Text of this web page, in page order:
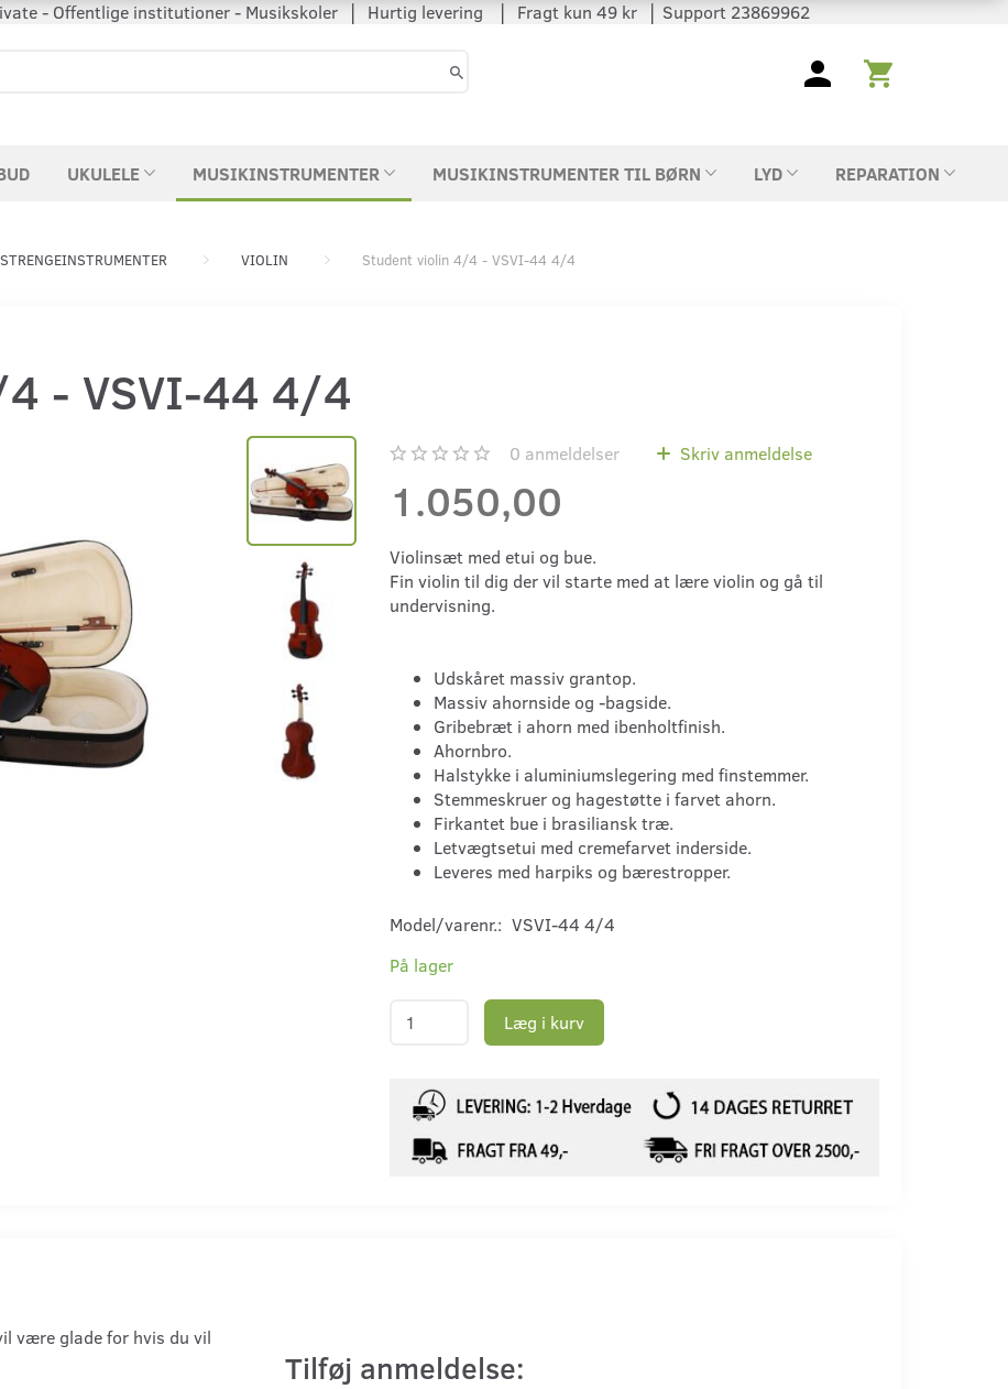
Offentlige institutioner - Musikskoler │ Hurtig levering │ Fragt kun 49 kr │ Support 23869962
UKULELE MUSIKINSTRUMENTER MUSIKINSTRUMENTER TIL BØRN LYD REPARATION
VIOLIN Student violin 4/4 - VSVI-44 4/4
- VSVI-44 4/4
0 anmeldelser Skriv anmeldelse
1.050,00
Violinsæt med etui og bue.
Fin violin til dig der vil starte med at lære violin og gå til
undervisning.
Udskåret massiv grantop.
Massiv ahornside og -bagside.
Gribebræt i ahorn med ibenholtfinish.
Ahornbro.
Halstykke i aluminiumslegering med finstemmer.
Stemmeskruer og hagestøtte i farvet ahorn.
Firkantet bue i brasiliansk træ.
Letvægtsetui med cremefarvet inderside.
Leveres med harpiks og bærestropper.
Model/varenr.: VSVI-44 4/4
På lager
Læg i kurv
være glade for hvis du vil
Tilføj anmeldelse: